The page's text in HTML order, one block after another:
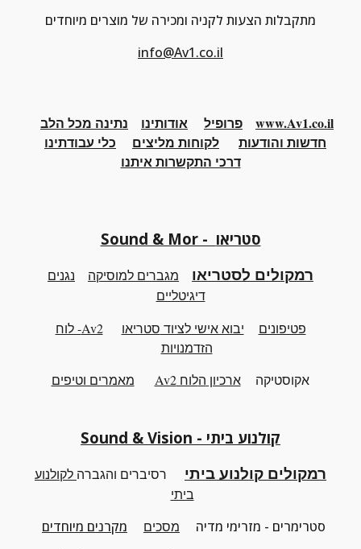
מתקבלות הצעות לקניה ומכירה של מוצרים מיוחדים
info@Av1.co.il
www.Av1.co.il פרופיל אודותינו
נתינה מכל הלב
חדשות והודעות
לקוחות מליצים כלי עבודתינו
דרכי התקשרות איתנו
Sound & Mor - סטריאו
רמקולים לסטריאו מגברים למוסיקה
נגנים
דיגיטליים
פטיפונים יבוא אישי לציוד סטריאו
Av2- לוח
הזדמנויות
אקוסטיקהארכיון הלוח Av2 מאמרים וטיפים
קולנוע ביתי - Sound & Vision
רמקולים קולנוע ביתי רסיברים והגברה לקולנוע
ביתי
סטרימרים - מזרימי מדיה מסכים
מקרנים מיוחדים